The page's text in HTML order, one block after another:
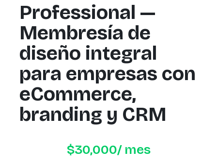
Professional —
Membresía de
diseño integral
para empresas con
eCommerce,
branding y CRM
$30,000/ mes